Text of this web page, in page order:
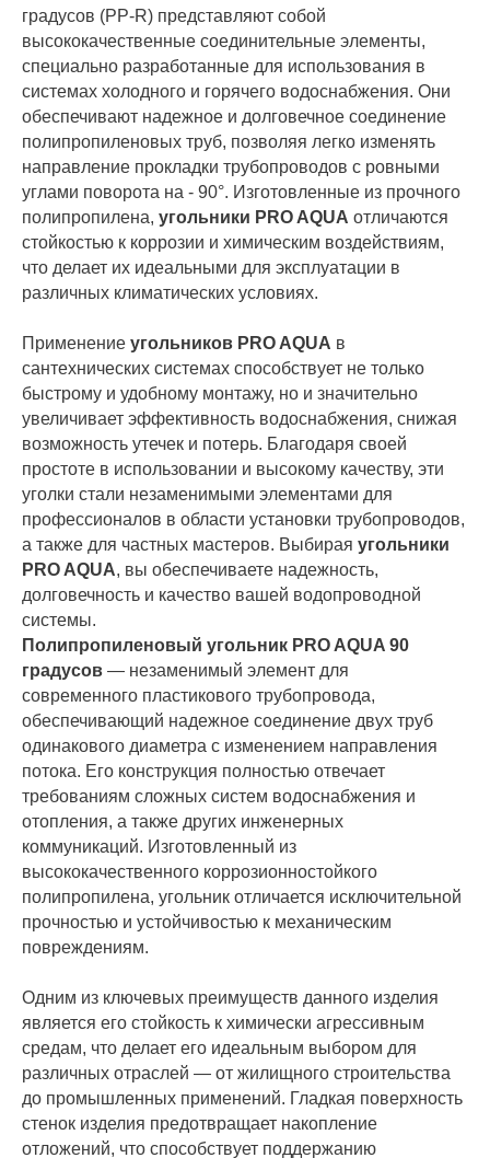
градусов (PP-R) представляют собой
высококачественные соединительные элементы,
специально разработанные для использования в
системах холодного и горячего водоснабжения. Они
обеспечивают надежное и долговечное соединение
полипропиленовых труб, позволяя легко изменять
направление прокладки трубопроводов с ровными
углами поворота на - 90°. Изготовленные из прочного
полипропилена, угольники PRO AQUA отличаются
стойкостью к коррозии и химическим воздействиям,
что делает их идеальными для эксплуатации в
различных климатических условиях.
Применение угольников PRO AQUA в
сантехнических системах способствует не только
быстрому и удобному монтажу, но и значительно
увеличивает эффективность водоснабжения, снижая
возможность утечек и потерь. Благодаря своей
простоте в использовании и высокому качеству, эти
уголки стали незаменимыми элементами для
профессионалов в области установки трубопроводов,
а также для частных мастеров. Выбирая угольники
PRO AQUA, вы обеспечиваете надежность,
долговечность и качество вашей водопроводной
системы.
Полипропиленовый угольник PRO AQUA 90
градусов — незаменимый элемент для
современного пластикового трубопровода,
обеспечивающий надежное соединение двух труб
одинакового диаметра с изменением направления
потока. Его конструкция полностью отвечает
требованиям сложных систем водоснабжения и
отопления, а также других инженерных
коммуникаций. Изготовленный из
высококачественного коррозионностойкого
полипропилена, угольник отличается исключительной
прочностью и устойчивостью к механическим
повреждениям.
Одним из ключевых преимуществ данного изделия
является его стойкость к химически агрессивным
средам, что делает его идеальным выбором для
различных отраслей — от жилищного строительства
до промышленных применений. Гладкая поверхность
стенок изделия предотвращает накопление
отложений, что способствует поддержанию